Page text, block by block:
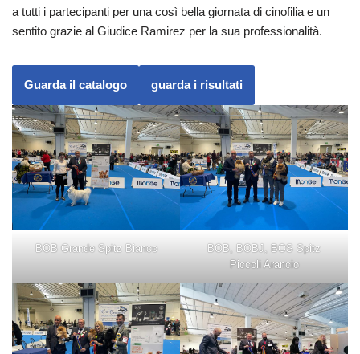
a tutti i partecipanti per una così bella giornata di cinofilia e un
sentito grazie al Giudice Ramirez per la sua professionalità.
Guarda il catalogo guarda i risultati
BOB Grande Spitz Bianco
BOB, BOBJ, BOS Spitz
Piccoli Arancio